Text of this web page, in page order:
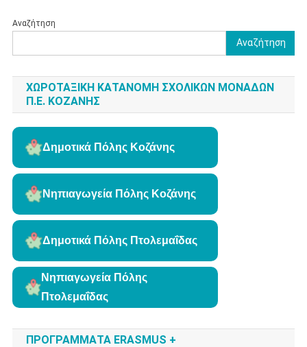
Αναζήτηση
Αναζήτηση
ΧΩΡΟΤΑΞΙΚΗ ΚΑΤΑΝΟΜΗ ΣΧΟΛΙΚΩΝ ΜΟΝΑΔΩΝ
Π.Ε. ΚΟΖΑΝΗΣ
Δημοτικά Πόλης Κοζάνης
Νηπιαγωγεία Πόλης Κοζάνης
Δημοτικά Πόλης Πτολεμαΐδας
Νηπιαγωγεία Πόλης
Πτολεμαΐδας
ΠΡΟΓΡΑΜΜΑΤΑ ERASMUS +